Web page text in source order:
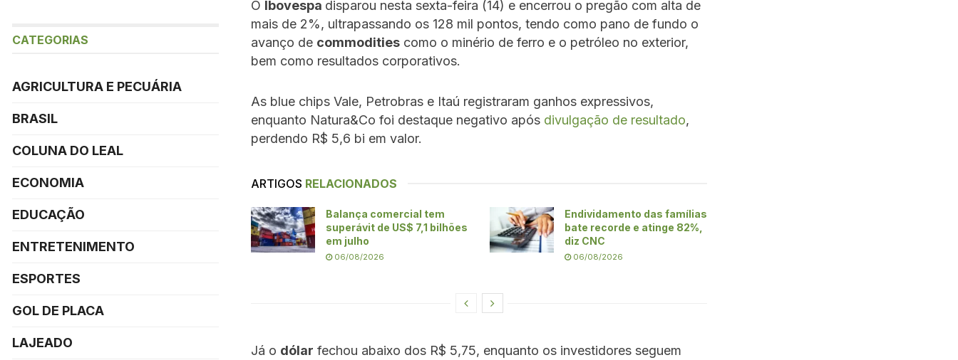
O Ibovespa disparou nesta sexta-feira (14) e encerrou o pregão com alta de
mais de 2%, ultrapassando os 128 mil pontos, tendo como pano de fundo o
avanço de commodities como o minério de ferro e o petróleo no exterior,
bem como resultados corporativos.
As blue chips Vale, Petrobras e Itaú registraram ganhos expressivos,
enquanto Natura&Co foi destaque negativo após divulgação de resultado,
perdendo R$ 5,6 bi em valor.
ARTIGOS RELACIONADOS
Balança comercial tem
superávit de US$ 7,1 bilhões
em julho
06/08/2026
Endividamento das famílias
bate recorde e atinge 82%,
diz CNC
06/08/2026
Já o dólar fechou abaixo dos R$ 5,75, enquanto os investidores seguem
CATEGORIAS
AGRICULTURA E PECUÁRIA
BRASIL
COLUNA DO LEAL
ECONOMIA
EDUCAÇÃO
ENTRETENIMENTO
ESPORTES
GOL DE PLACA
LAJEADO